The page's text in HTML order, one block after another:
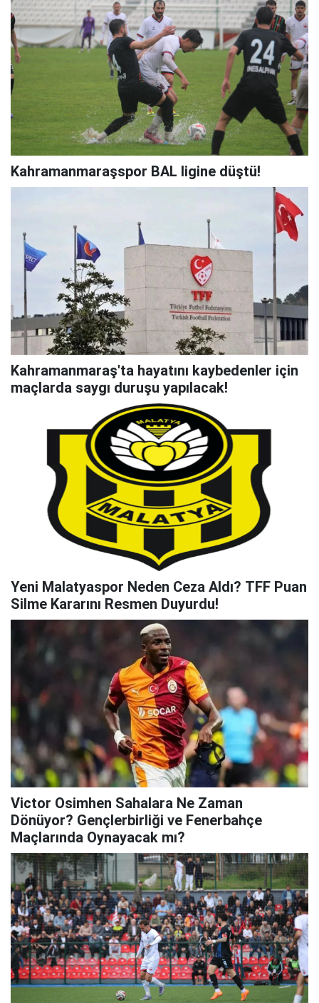
Kahramanmaraşspor BAL ligine düştü!
Kahramanmaraş'ta hayatını kaybedenler için
maçlarda saygı duruşu yapılacak!
Yeni Malatyaspor Neden Ceza Aldı? TFF Puan
Silme Kararını Resmen Duyurdu!
Victor Osimhen Sahalara Ne Zaman
Dönüyor? Gençlerbirliği ve Fenerbahçe
Maçlarında Oynayacak mı?